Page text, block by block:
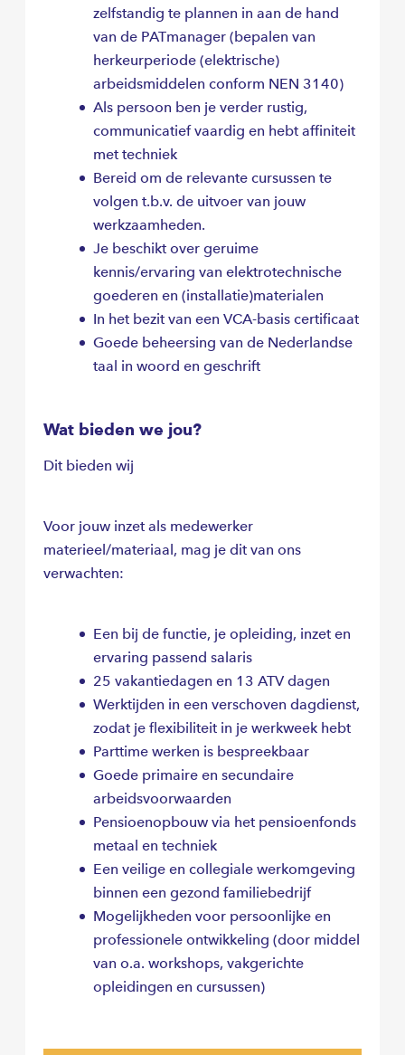
zelfstandig te plannen in aan de hand
van de PATmanager (bepalen van
herkeurperiode (elektrische)
arbeidsmiddelen conform NEN 3140)
Als persoon ben je verder rustig,
communicatief vaardig en hebt affiniteit
met techniek
Bereid om de relevante cursussen te
volgen t.b.v. de uitvoer van jouw
werkzaamheden.
Je beschikt over geruime
kennis/ervaring van elektrotechnische
goederen en (installatie)materialen
In het bezit van een VCA-basis certificaat
Goede beheersing van de Nederlandse
taal in woord en geschrift
Wat bieden we jou?
Dit bieden wij
Voor jouw inzet als medewerker
materieel/materiaal, mag je dit van ons
verwachten:
Een bij de functie, je opleiding, inzet en
ervaring passend salaris
25 vakantiedagen en 13 ATV dagen
Werktijden in een verschoven dagdienst,
zodat je flexibiliteit in je werkweek hebt
Parttime werken is bespreekbaar
Goede primaire en secundaire
arbeidsvoorwaarden
Pensioenopbouw via het pensioenfonds
metaal en techniek
Een veilige en collegiale werkomgeving
binnen een gezond familiebedrijf
Mogelijkheden voor persoonlijke en
professionele ontwikkeling (door middel
van o.a. workshops, vakgerichte
opleidingen en cursussen)